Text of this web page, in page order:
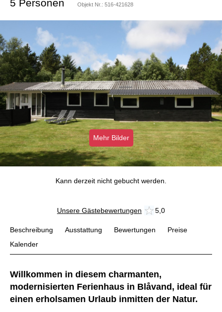
5 Personen Objekt Nr.: 516-421628
Mehr Bilder
Kann derzeit nicht gebucht werden.
Unsere Gästebewertungen 5,0
Beschreibung Ausstattung Bewertungen
Preise
Kalender
Willkommen in diesem charmanten,
modernisierten Ferienhaus in Blåvand, ideal für
einen erholsamen Urlaub inmitten der Natur.